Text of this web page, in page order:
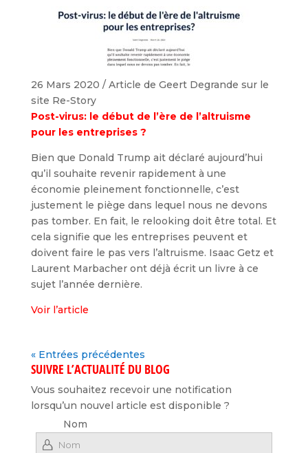
26 Mars 2020 / Article de Geert Degrande sur le
site Re-Story
Post-virus: le début de l’ère de l’altruisme
pour les entreprises ?
Bien que Donald Trump ait déclaré aujourd’hui
qu’il souhaite revenir rapidement à une
économie pleinement fonctionnelle, c’est
justement le piège dans lequel nous ne devons
pas tomber. En fait, le relooking doit être total. Et
cela signifie que les entreprises peuvent et
doivent faire le pas vers l’altruisme. Isaac Getz et
Laurent Marbacher ont déjà écrit un livre à ce
sujet l’année dernière.
Voir l’article
« Entrées précédentes
SUIVRE L’ACTUALITÉ DU BLOG
Vous souhaitez recevoir une notification
lorsqu’un nouvel article est disponible ?
Nom